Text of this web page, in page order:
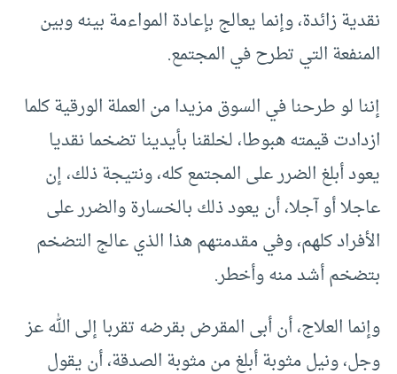
نقدية زائدة، وإنما يعالج بإعادة المواءمة بينه وبين
المنفعة التي تطرح في المجتمع.
إننا لو طرحنا في السوق مزيدا من العملة الورقية كلما
ازدادت قيمته هبوطا، لخلقنا بأيدينا تضخما نقديا
يعود أبلغ الضرر على المجتمع كله، ونتيجة ذلك، إن
عاجلا أو آجلا، أن يعود ذلك بالخسارة والضرر على
الأفراد كلهم، وفي مقدمتهم هذا الذي عالج التضخم
بتضخم أشد منه وأخطر.
وإنما العلاج، أن أبى المقرض بقرضه تقربا إلى الله عز
وجل، ونيل مثوبة أبلغ من مثوبة الصدقة، أن يقول